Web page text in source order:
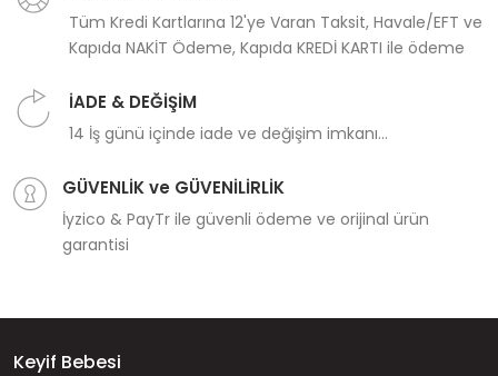
Tüm Kredi Kartlarına 12'ye Varan Taksit, Havale/EFT ve
Kapıda NAKİT Ödeme, Kapıda KREDİ KARTI ile ödeme
İADE & DEĞİŞİM
14 İş günü içinde iade ve değişim imkanı...
GÜVENLİK ve GÜVENİLİRLİK
İyzico & PayTr ile güvenli ödeme ve orijinal ürün
garantisi
Keyif Bebesi